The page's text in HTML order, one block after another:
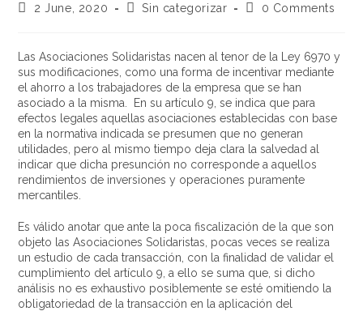
2 June, 2020 Sin categorizar 0 Comments
Las Asociaciones Solidaristas nacen al tenor de la Ley 6970 y
sus modificaciones, como una forma de incentivar mediante
el ahorro a los trabajadores de la empresa que se han
asociado a la misma. En su artículo 9, se indica que para
efectos legales aquellas asociaciones establecidas con base
en la normativa indicada se presumen que no generan
utilidades, pero al mismo tiempo deja clara la salvedad al
indicar que dicha presunción no corresponde a aquellos
rendimientos de inversiones y operaciones puramente
mercantiles.
Es válido anotar que ante la poca fiscalización de la que son
objeto las Asociaciones Solidaristas, pocas veces se realiza
un estudio de cada transacción, con la finalidad de validar el
cumplimiento del artículo 9, a ello se suma que, si dicho
análisis no es exhaustivo posiblemente se esté omitiendo la
obligatoriedad de la transacción en la aplicación del